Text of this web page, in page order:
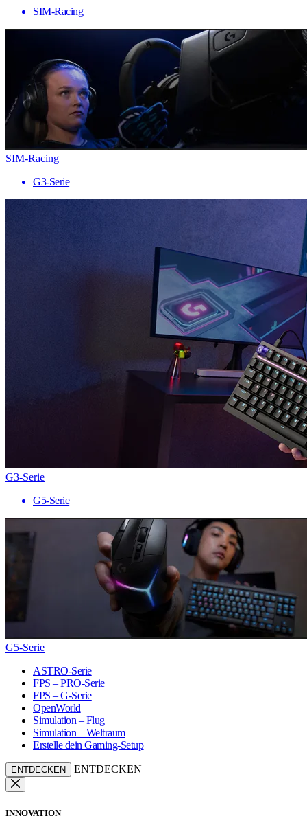
SIM-Racing
SIM-Racing
G3-Serie
G3-Serie
G5-Serie
G5-Serie
ASTRO-Serie
FPS – PRO-Serie
FPS – G-Serie
OpenWorld
Simulation – Flug
Simulation – Weltraum
Erstelle dein Gaming-Setup
ENTDECKEN ENTDECKEN
INNOVATION